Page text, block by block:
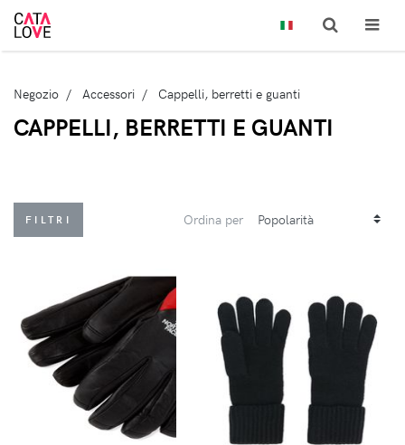
Negozio Accessori Cappelli, berretti e guanti
CAPPELLI, BERRETTI E GUANTI
FILTRI Ordina per